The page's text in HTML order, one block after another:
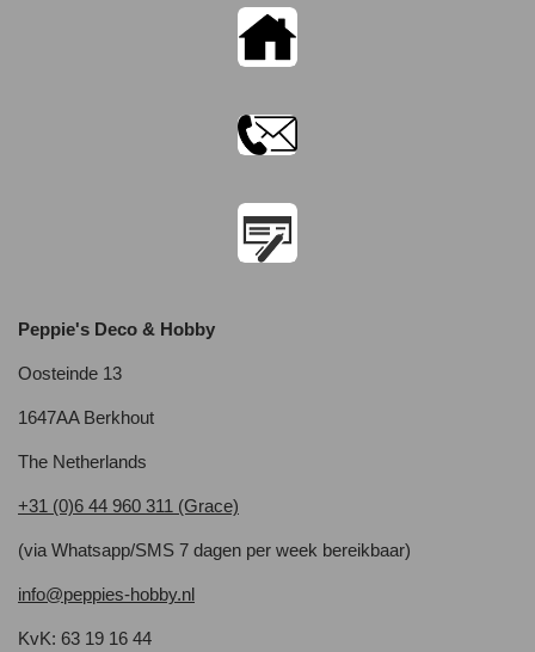
Peppie's Deco & Hobby
Oosteinde 13
1647AA Berkhout
The Netherlands
+31 (0)6 44 960 311 (Grace)
(via Whatsapp/SMS 7 dagen per week bereikbaar)
info@peppies-hobby.nl
KvK: 63 19 16 44